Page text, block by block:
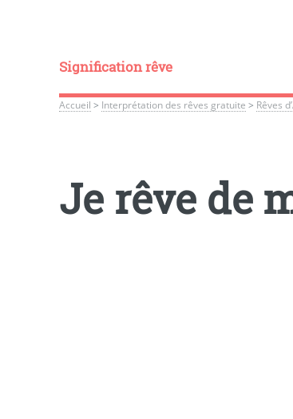
Signification rêve
Accueil > Interprétation des rêves gratuite > Rêves
Je rêve de